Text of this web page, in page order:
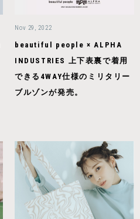
Nov 29, 2022
beautiful people × ALPHA
INDUSTRIES 上下表裏で着用
できる4WAY仕様のミリタリー
ブルゾンが発売。